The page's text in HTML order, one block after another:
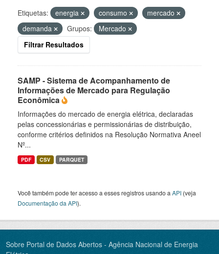
Etiquetas: energia consumo
mercado
demanda
Grupos:
Mercado
Filtrar Resultados
SAMP - Sistema de Acompanhamento de
Informações de Mercado para Regulação
Econômica
Informações do mercado de energia elétrica, declaradas
pelas concessionárias e permissionárias de distribuição,
conforme critérios definidos na Resolução Normativa Aneel
Nº...
PDF CSV PARQUET
Você também pode ter acesso a esses registros usando a API (veja
Documentação da API).
Sobre Portal de Dados Abertos - Agência Nacional de Energia